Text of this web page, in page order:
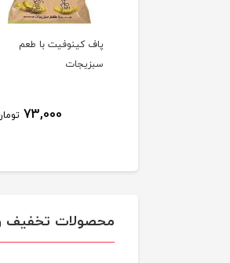
پاف کینوفیت با طعم
سبزیجات
73,000
محصولات تخفیف